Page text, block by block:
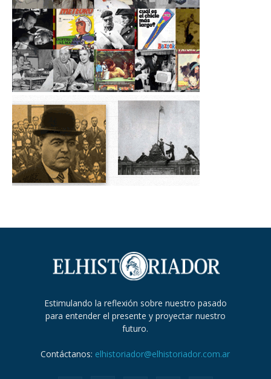
Estimulando la reflexión sobre nuestro pasado
para entender el presente y proyectar nuestro
futuro.
Contáctanos: elhistoriador@elhistoriador.com.ar